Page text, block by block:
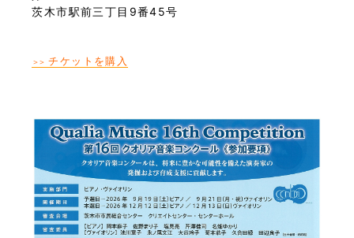
茨木市駅前三丁目9番45号
＞＞ チケットを購入